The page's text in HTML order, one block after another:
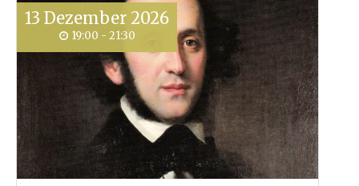
13 Dezember 2026
19:00 - 21:30